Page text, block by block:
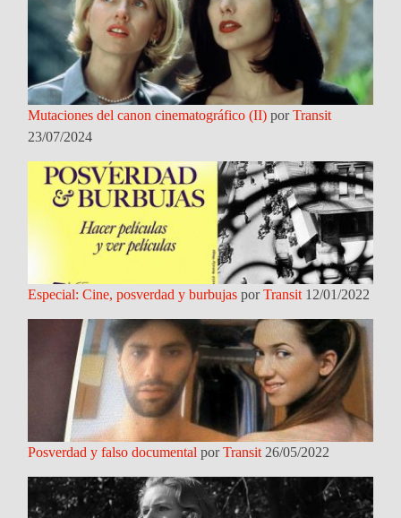
Mutaciones del canon cinematográfico (II) porTransit
23/07/2024
Especial: Cine, posverdad y burbujas porTransit 12/01/2022
Posverdad y falso documental porTransit 26/05/2022